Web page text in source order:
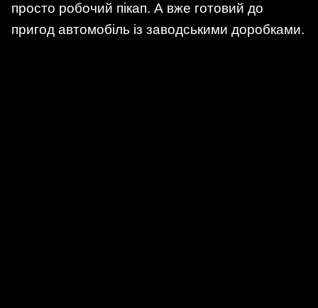
просто робочий пікап. А вже готовий до
пригод автомобіль із заводськими доробками.